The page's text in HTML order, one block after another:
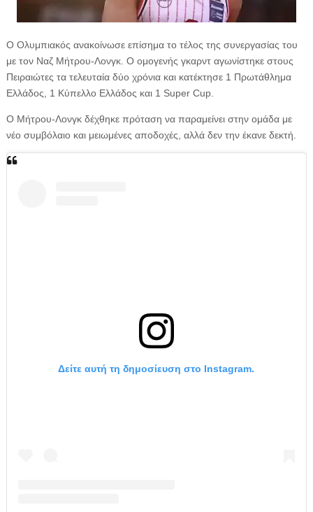
Ο Ολυμπιακός ανακοίνωσε επίσημα το τέλος της συνεργασίας του
με τον Ναζ Μήτρου-Λονγκ. Ο ομογενής γκαρντ αγωνίστηκε στους
Πειραιώτες τα τελευταία δύο χρόνια και κατέκτησε 1 Πρωτάθλημα
Ελλάδος, 1 Κύπελλο Ελλάδος και 1 Super Cup.
Ο Μήτρου-Λονγκ δέχθηκε πρόταση να παραμείνει στην ομάδα με
νέο συμβόλαιο και μειωμένες αποδοχές, αλλά δεν την έκανε δεκτή.
Δείτε αυτή τη δημοσίευση στο Instagram.